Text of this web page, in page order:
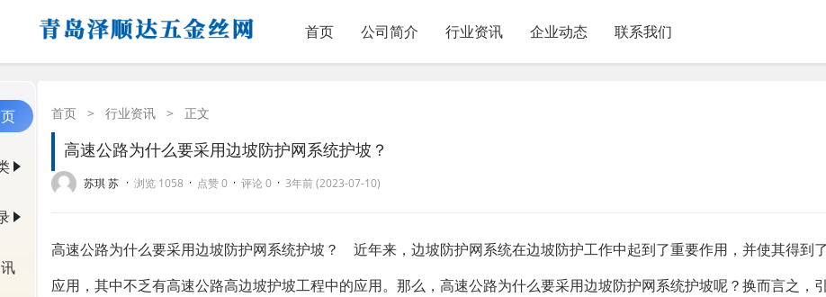
首页 公司简介 行业资讯 企业动态 联系我们
首页 > 行业资讯 > 正文
高速公路为什么要采用边坡防护网系统护坡？
苏琪 苏 · 浏览 1058 · 点赞 0 · 评论 0 · 3年前 (2023-07-10)
高速公路为什么要采用边坡防护网系统护坡？ 近年来，边坡防护网系统在边坡防护工作中起到了重要作用，并使其得到
应用，其中不乏有高速公路高边坡护坡工程中的应用。那么，高速公路为什么要采用边坡防护网系统护坡呢？换而言之，